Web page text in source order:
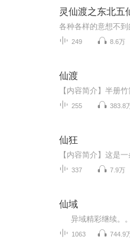
灵仙渡之东北五
各种各样的意想不到
249 8.6万
仙渡
255 383.8
仙狂
337 7.9万
仙域
异域精彩继续。。
1063 744.9